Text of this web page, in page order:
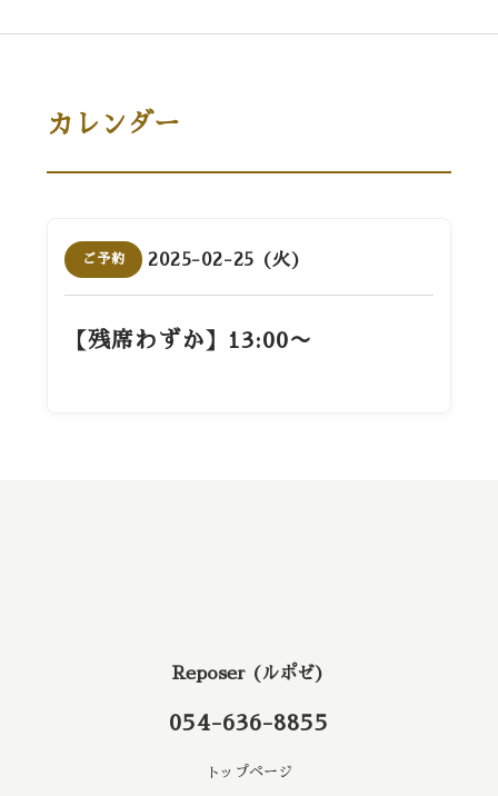
カレンダー
ご予約 2025-02-25 (火)
【残席わずか】13:00〜
Reposer (ルポゼ)
054-636-8855
トップページ